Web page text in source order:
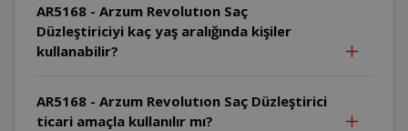
AR5168 - Arzum Revolutıon Saç
Düzleştiriciyi kaç yaş aralığında kişiler
kullanabilir?
AR5168 - Arzum Revolutıon Saç Düzleştirici
ticari amaçla kullanılır mı?